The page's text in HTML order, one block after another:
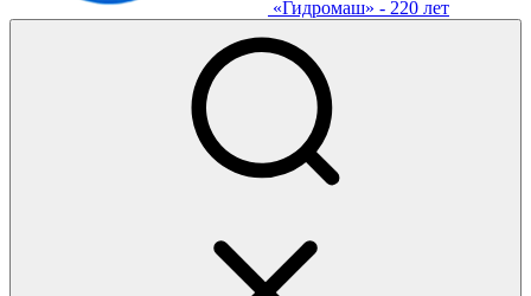
«Гидромаш» - 220 лет